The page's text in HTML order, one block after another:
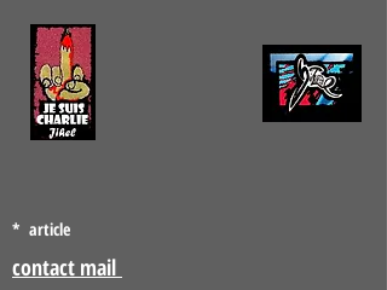
* article
contact mail